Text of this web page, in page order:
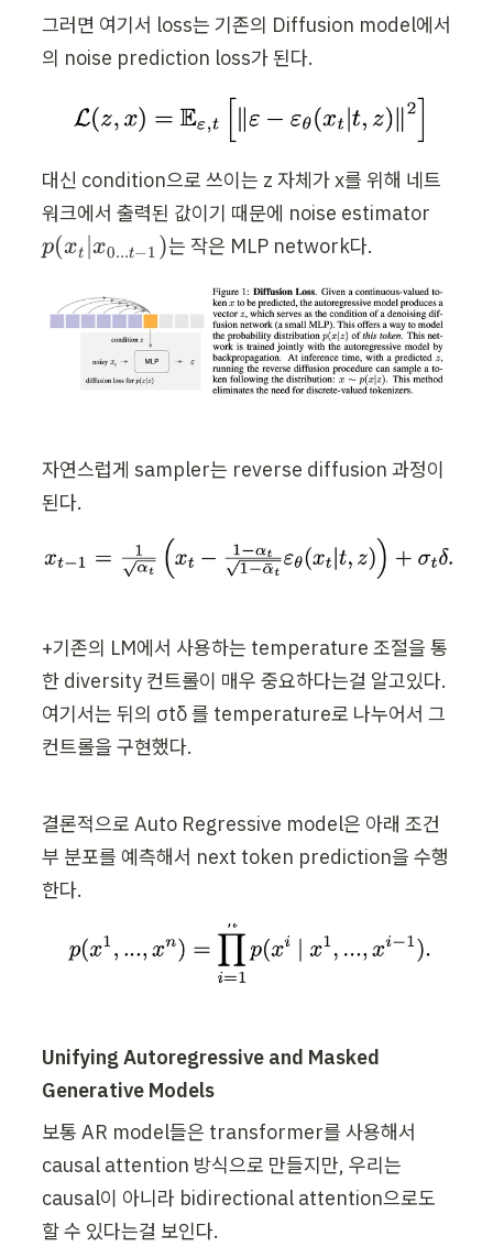
그러면 여기서 loss는 기존의 Diffusion model에서
의 noise prediction loss가 된다.
대신 condition으로 쓰이는 z 자체가 x를 위해 네트
워크에서 출력된 값이기 때문에 noise estimator
p
_
{
0
.
1
}
)
p(xt x0...t−1 )는 작은 MLP network다.
자연스럽게 sampler는 reverse diffusion 과정이
된다.
+기존의 LM에서 사용하는 temperature 조절을 통
한 diversity 컨트롤이 매우 중요하다는걸 알고있다.
여기서는 뒤의 σtδ 를 temperature로 나누어서 그
컨트롤을 구현했다.
결론적으로 Auto Regressive model은 아래 조건
부 분포를 예측해서 next token prediction을 수행
한다.
Unifying Autoregressive and Masked
Generative Models
보통 AR model들은 transformer를 사용해서
causal attention 방식으로 만들지만, 우리는
causal이 아니라 bidirectional attention으로도
할 수 있다는걸 보인다.